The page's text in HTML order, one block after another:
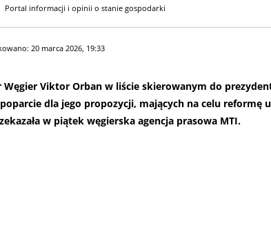
Portal informacji i opinii o stanie gospodarki
20 marca 2026, 19:33
Węgier Viktor Orban w liście skierowanym do
dla jego propozycji, mających na celu reformę
w piątek węgierska agencja prasowa MTI.